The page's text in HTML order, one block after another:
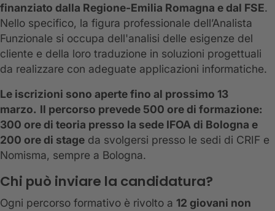
finanziato dalla Regione-Emilia Romagna e dal FSE.
Nello specifico, la figura professionale dell’Analista
Funzionale si occupa dell'analisi delle esigenze del
cliente e della loro traduzione in soluzioni progettuali
da realizzare con adeguate applicazioni informatiche.
Le iscrizioni sono aperte fino al prossimo 13
marzo. Il percorso prevede 500 ore di formazione:
300 ore di teoria presso la sede IFOA di Bologna e
200 ore di stage da svolgersi presso le sedi di CRIF e
Nomisma, sempre a Bologna.
Chi può inviare la candidatura?
Ogni percorso formativo è rivolto a 12 giovani non